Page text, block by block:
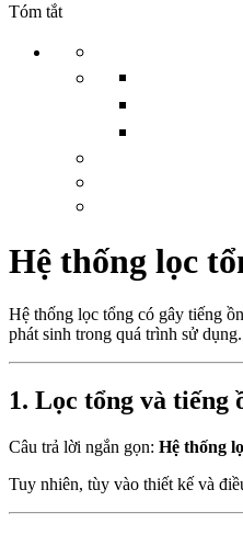
Tóm tắt
Hệ thống lọc
Hệ thống lọc tổng có gây tiếng
phát sinh trong quá trình sử
1. Lọc tổng và tiếng
Câu trả lời ngắn gọn: Hệ thống
Tuy nhiên, tùy vào thiết kế và